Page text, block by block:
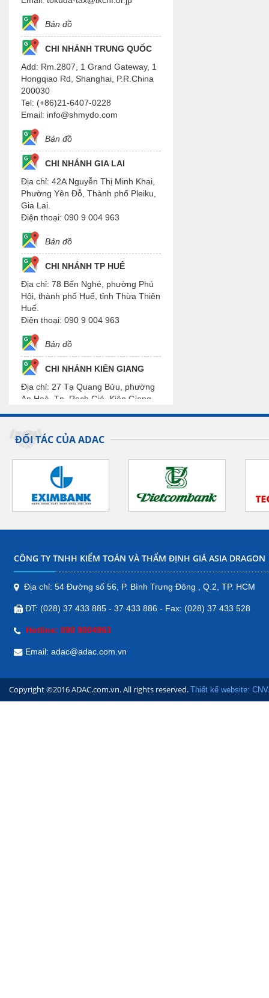
Bản đồ
CHI NHÁNH TRUNG QUỐC
Add: Rm.2807, 1 Grand Gateway, 1
Hongqiao Rd, Shanghai, P.R.China
200030
Tel: (+86)21-6407-0228
Email: info@shmydo.com
Bản đồ
CHI NHÁNH GIA LAI
Địa chỉ: 42A Nguyễn Thị Minh Khai,
Phường Yên Đỗ, Thành phố Pleiku,
Gia Lai.
Điện thoại: 090 9 004 963
Bản đồ
CHI NHÁNH TP HUẾ
Địa chỉ: 78 Bến Nghé, phường Phú
Hội, thành phố Huế, tỉnh Thừa Thiên
Huế.
Điện thoại: 090 9 004 963
Bản đồ
CHI NHÁNH KIÊN GIANG
Địa chỉ: 27 Tạ Quang Bửu, phường
An Hoà, Tp. Rạch Giá, Kiên Giang.
Bản đồ
CHI NHÁNH CẦN THƠ
Địa chỉ: H18, Đường số 55, Khu Đô
Thị Phú An, phường Hưng Phú,
Quận Cái Răng, Tp. Cần Thơ.
Điện thoại: 090 9 004 963
CHI NHÁNH ĐẮK NÔNG
xã Gia Nghĩa, Đăk Nông, Việt Nam
Bản đồ
Đạo, Phường Chánh Lộ,
Thành phố Quảng Ngãi,
Quảng Ngãi
ĐỐI TÁC CỦA ADAC
CÔNG TY TNHH KIỂM TOÁN VÀ THẨM ĐỊNH GIÁ ASIA DRAGON
Địa chỉ: 54 Đường số 56, P. Bình Trưng Đông , Q.2, TP. HCM
ĐT: (028) 37 433 885 - 37 433 886 - Fax: (028) 37 433 528
Hotline: 090 9004963
Email: adac@adac.com.vn
Copyright ©2016 ADAC.com.vn. All rights reserved. Thiết kế website: